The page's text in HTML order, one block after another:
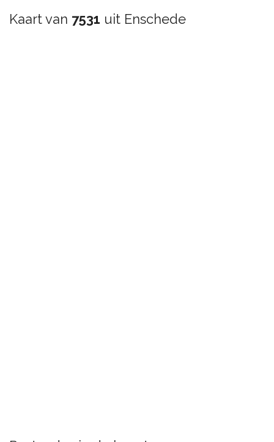
Kaart van 7531 uit Enschede